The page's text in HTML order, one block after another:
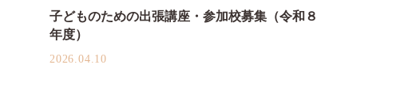
子どものための出張講座・参加校募集（令和８
年度）
2026.04.10